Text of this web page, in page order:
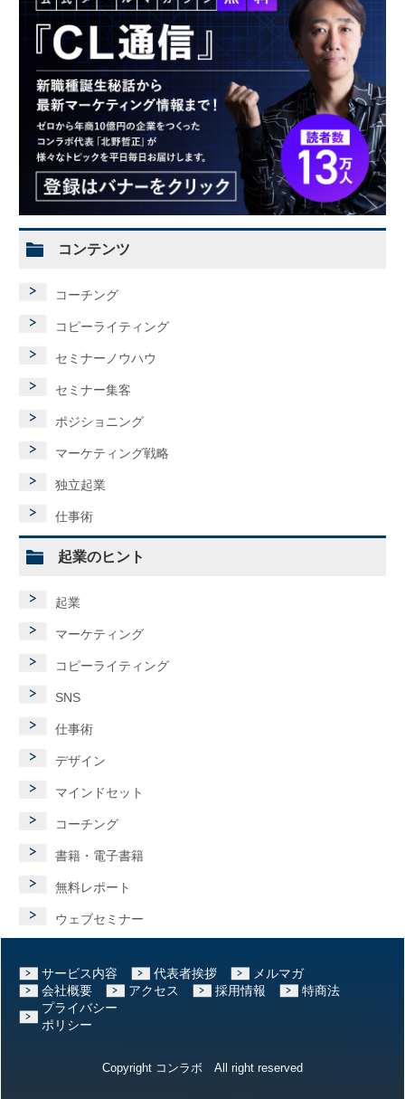
コンテンツ
コーチング
コピーライティング
セミナーノウハウ
セミナー集客
ポジショニング
マーケティング戦略
独立起業
仕事術
起業のヒント
起業
マーケティング
コピーライティング
SNS
仕事術
デザイン
マインドセット
コーチング
書籍・電子書籍
無料レポート
ウェブセミナー
サービス内容 代表者挨拶
メルマガ
会社概要
アクセス 採用情報
特商法
プライバシー
ポリシー
Copyright コンラボ All right reserved